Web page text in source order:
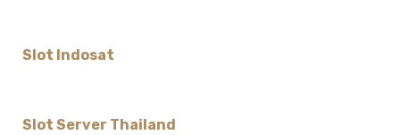
Slot Indosat
Slot Server Thailand